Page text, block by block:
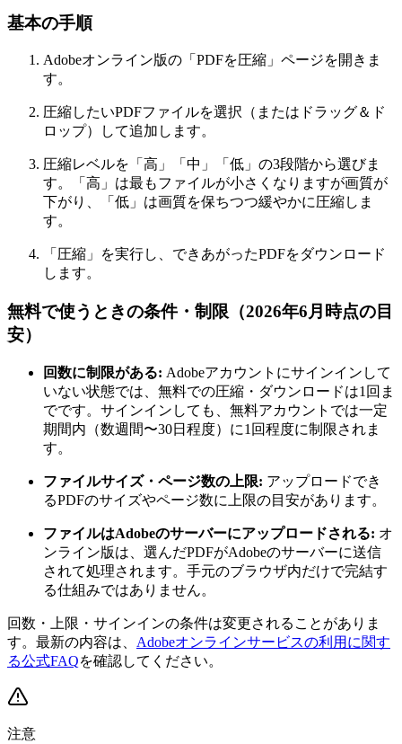
基本の手順
Adobeオンライン版の「PDFを圧縮」ページを開きま
す。
圧縮したいPDFファイルを選択（またはドラッグ＆ド
ロップ）して追加します。
圧縮レベルを「高」「中」「低」の3段階から選びま
す。「高」は最もファイルが小さくなりますが画質が
下がり、「低」は画質を保ちつつ緩やかに圧縮しま
す。
「圧縮」を実行し、できあがったPDFをダウンロード
します。
無料で使うときの条件・制限（2026年6月時点の目
安）
回数に制限がある: Adobeアカウントにサインインして
いない状態では、無料での圧縮・ダウンロードは1回ま
でです。サインインしても、無料アカウントでは一定
期間内（数週間〜30日程度）に1回程度に制限されま
す。
ファイルサイズ・ページ数の上限: アップロードでき
るPDFのサイズやページ数に上限の目安があります。
ファイルはAdobeのサーバーにアップロードされる: オ
ンライン版は、選んだPDFがAdobeのサーバーに送信
されて処理されます。手元のブラウザ内だけで完結す
る仕組みではありません。
回数・上限・サインインの条件は変更されることがありま
す。最新の内容は、 Adobeオンラインサービスの利用に関す
る公式FAQを確認してください。
注意